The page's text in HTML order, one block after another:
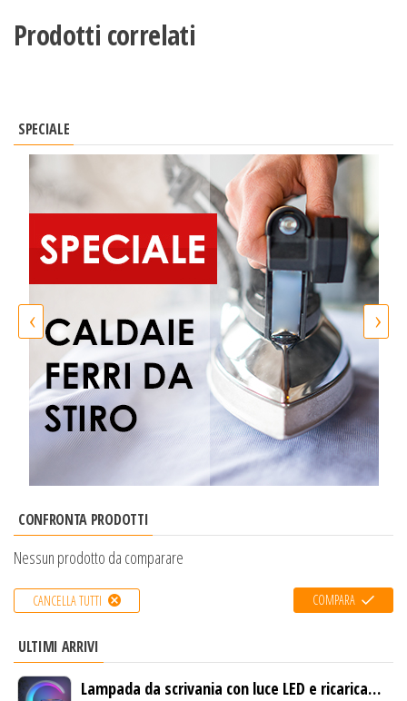
Prodotti correlati
SPECIALE
‹ ›
CONFRONTA PRODOTTI
Nessun prodotto da comparare
CANCELLA TUTTI COMPARA
ULTIMI ARRIVI
Lampada da scrivania con luce LED e ricarica